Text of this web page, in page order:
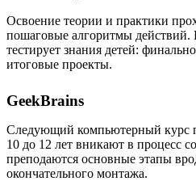
Освоение теории и практики
пошаговые алгоритмы
тестирует знания детей:
итоговые проекты.
GeekBrains
Следующий компьютерный курс
10 до 12 лет вникают в процесс
преподаются основные этапы
окончательного монтажа.